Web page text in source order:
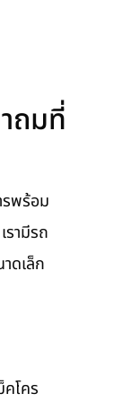
ถมที่
รพร้อม
ามีรถ
ดเล็ก
โคร